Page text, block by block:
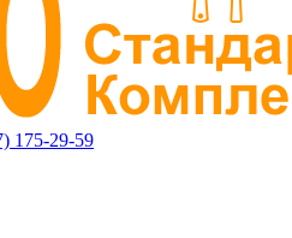
175-29-59